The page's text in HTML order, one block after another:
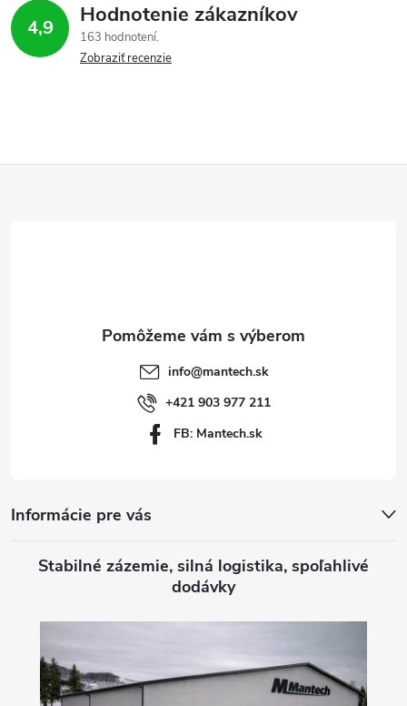
4,9 Hodnotenie zákazníkov
163 hodnotení
Zobraziť recenzie
info@mantech.sk
+421 903 977 211
FB: Mantech.sk
Informácie pre vás
Stabilné zázemie, silná logistika, spoľahlivé
dodávky